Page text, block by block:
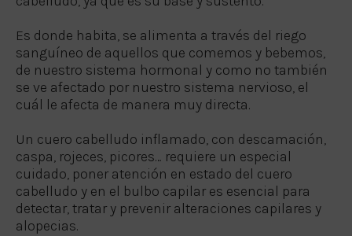
Es donde habita, se alimenta a través del riego
sanguíneo de aquellos que comemos y bebemos,
de nuestro sistema hormonal y como no también
se ve afectado por nuestro sistema nervioso, el
cuál le afecta de manera muy directa.
Un cuero cabelludo inflamado, con descamación,
caspa, rojeces, picores… requiere un especial
cuidado, poner atención en estado del cuero
cabelludo y en el bulbo capilar es esencial para
detectar, tratar y prevenir alteraciones capilares y
alopecias.